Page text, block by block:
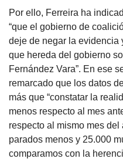
Por ello, Ferreira ha
“que el gobierno de
deje de negar la evidencia
que hereda del gobierno
Fernández Vara”. En ese
remarcado que los datos
más que “constatar la
menos respecto al mes
respecto al mismo mes
parados menos y 25.000
comparamos con la